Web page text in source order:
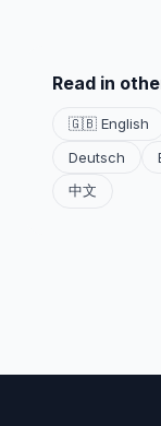
Read in
🇬🇧 English
Deutsch
中文